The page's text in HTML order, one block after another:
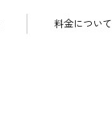
料金について